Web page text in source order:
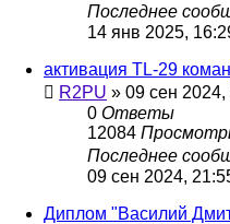
Последнее
14 янв 2025,
активация TL-29
R2PU » 09 сен 2024,
0 Ответы
12084
Последнее
09 сен 2024,
Диплом "Василий